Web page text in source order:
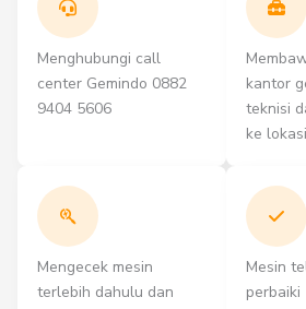
Menghubungi call
center Gemindo 0882
9404 5606
kantor
teknisi
ke
Mengecek mesin
terlebih dahulu dan
Mesin
perbaiki